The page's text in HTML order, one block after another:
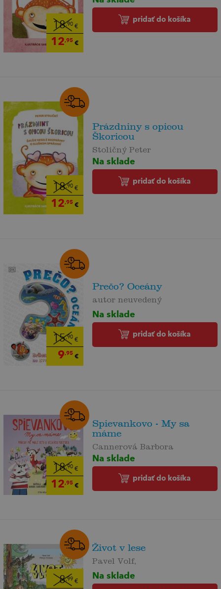
18,90€
12,95€
pridať do košíka
18,90€
12,95€
Prázdniny s opicou
Škoricou
Stoličný Peter
Na sklade
pridať do košíka
15,90€
9,95€
Prečo? Oceány
autor neuvedený
Na sklade
pridať do košíka
18,90€
12,95€
Spievankovo - My sa
máme
Cannerová Barbora
Na sklade
pridať do košíka
8,99 €
Život v lese
Pavel Volf,
Na sklade